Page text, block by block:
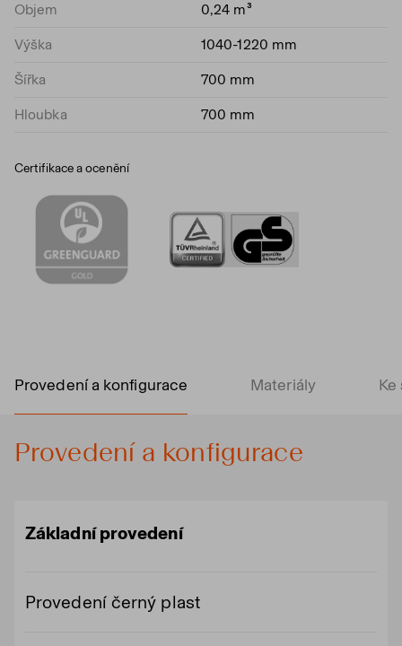
Objem 0,24 m³
Výška 1040-1220 mm
Šířka 700 mm
Hloubka 700 mm
Certifikace a ocenění
Provedení a konfigurace Materiály Ke
Provedení a konfigurace
Základní provedení
Provedení černý plast